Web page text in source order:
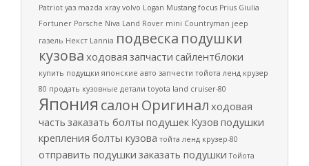
Patriot уаз mazda xray volvo Logan Mustang focus Prius Giulia
Fortuner Porsche Niva Land Rover mini Countryman jeep
газель Некст Lannia подвеска подушки
кузова ходовая запчасти сайлентблоки
купить подущки японские авто запчести тойота ленд крузер
80 продать кузовные детали toyota land cruiser-80
Япония салон Оригинал ходовая
часть заказать болты подушек Кузов подушки
крепления болты кузова тойта ленд крузер-80
отправить подушки заказать подушки Тойота